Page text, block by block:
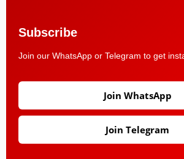
Subscribe
Join our WhatsApp or Telegram to get
Join WhatsApp
Join Telegram